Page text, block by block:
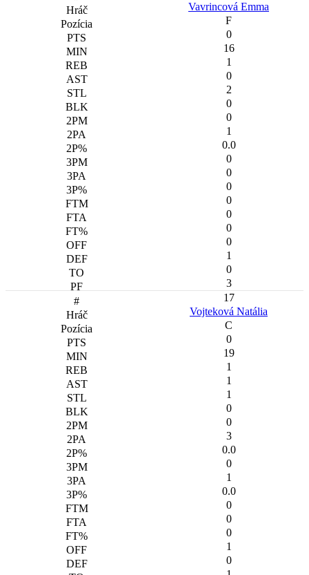
Vavrincová Emma
F
0
16
1
0
2
0
0
1
0.0
0
0
0
0
0
0
0
1
0
3
17
Vojteková Natália
C
0
19
1
1
1
0
0
3
0.0
0
1
0.0
0
0
0
1
0